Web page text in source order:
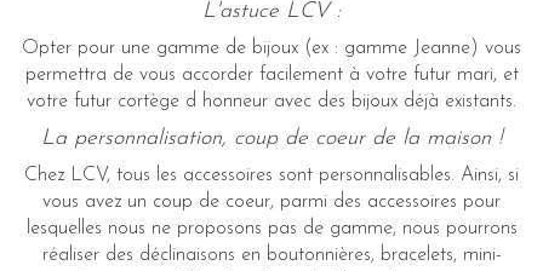
L'astuce LCV :
Opter pour une gamme de bijoux (ex : gamme Jeanne) vous
permettra de vous accorder facilement à votre futur mari, et
votre futur cortège d honneur avec des bijoux déjà existants.
La personnalisation, coup de coeur de la maison !
Chez LCV, tous les accessoires sont personnalisables. Ainsi, si
vous avez un coup de coeur, parmi des accessoires pour
lesquelles nous ne proposons pas de gamme, nous pourrons
réaliser des déclinaisons en boutonnières, bracelets, mini-